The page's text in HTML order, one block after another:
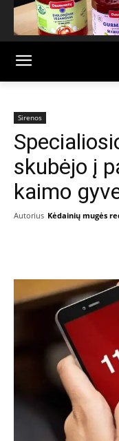
Sirenos
skubėjo į
kaimo
Autorius Kėdainių mugės